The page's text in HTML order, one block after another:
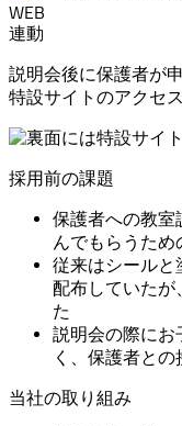
WEB
連動
説明会後に保護者が
特設サイトのアクセ
採用前の課題
保護者への教室
んでもらうため
従来はシールと
配布していたが
た
説明会の際にお
く、保護者と
当社の取り組み